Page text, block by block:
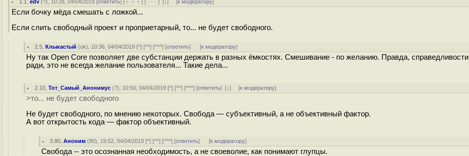
1.1 ,edv (?), 10:28, 04/04/2019 [ответить] [ ﹢﹢﹢] [ · · ·][↓] [к модератору]
Если бочку мёда смешать с ложкой...
Если слить свободный проект и проприетарный, то... не будет свободного.
2.5 ,Клыкастый (ok), 10:36, 04/04/2019 [^] [^^] [^^^] [ответить] [к модератору]
Ну так Open Core позволяет две субстанции держать в разных ёмкостях. Смешивание - по желанию. Правда, справедливости
ради, это не всегда желание пользователя... Такие дела...
2.10 ,Тот_Самый_Анонимус (?), 10:50, 04/04/2019 [^] [^^] [^^^] [ответить][↓] [к модератору]
>то... не будет свободного
Не будет свободного, по мнению некоторых. Свобода — субъективный, а не объективный фактор.
А вот открытость кода — фактор объективный.
3.80 ,Аноним (80), 19:52, 04/04/2019 [^] [^^] [^^^] [ответить] [к модератору]
Свобода -- это осознанная необходимость, а не своеволие, как понимают глупцы.